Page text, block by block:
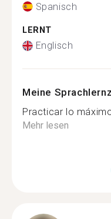
Spanisch
LERNT
Englisch
Meine
Practicar lo
Mehr lesen